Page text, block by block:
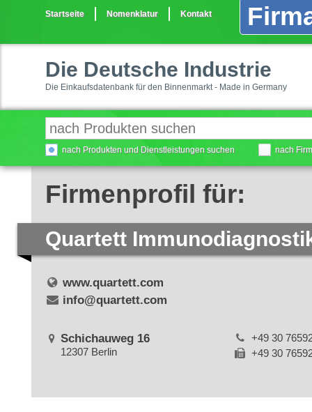
Startseite Nomenklatur Kontakt
Die Deutsche Industrie
Die Einkaufsdatenbank für den Binnenmarkt - Made in Germany
nach Produkten und Dienstleistungen suchen nach
Firmenprofil für:
Quartett
www.quartett.com
info@quartett.com
Schichauweg 16
12307 Berlin
+49 30
+49 30